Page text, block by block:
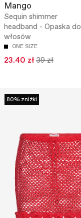
Mango
Sequin shimmer
headband - Opaska do
włosów
ONE SIZE
23.40 zł 39 zł
80% zniżki